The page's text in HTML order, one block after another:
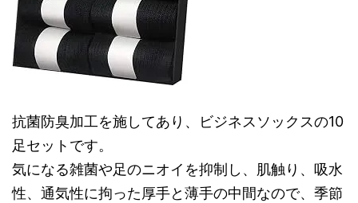
抗菌防臭加工を施してあり、ビジネスソックスの10
足セットです。
気になる雑菌や足のニオイを抑制し、肌触り、吸水
性、通気性に拘った厚手と薄手の中間なので、季節